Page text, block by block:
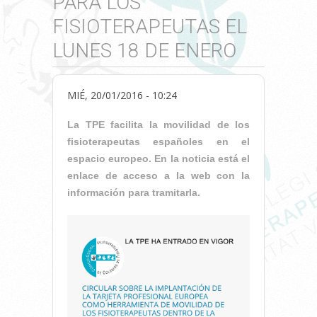
FISIOTERAPEUTAS EL
LUNES 18 DE ENERO
MIÉ, 20/01/2016 - 10:24
La TPE facilita la movilidad de los
fisioterapeutas españoles en el
espacio europeo. En la noticia está el
enlace de acceso a la web con la
información para tramitarla.